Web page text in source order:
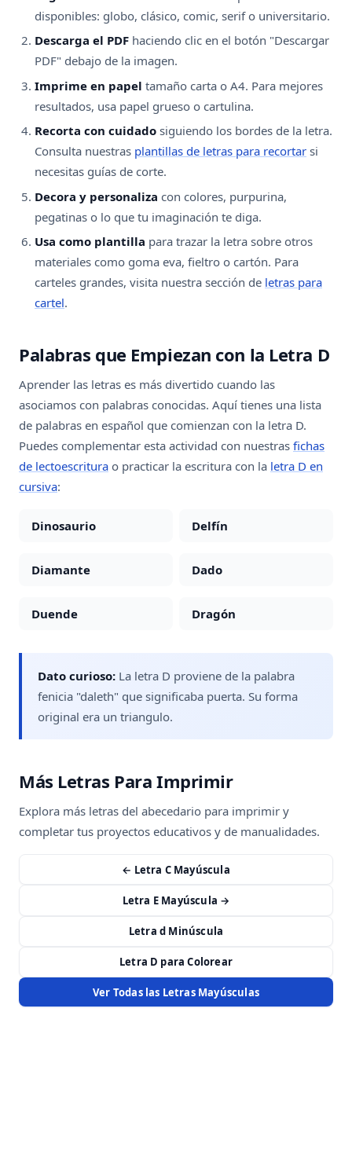
disponibles: globo, clásico, comic, serif o universitario.
Descarga el PDF haciendo clic en el botón "Descargar
PDF" debajo de la imagen.
Imprime en papel tamaño carta o A4. Para mejores
resultados, usa papel grueso o cartulina.
Recorta con cuidado siguiendo los bordes de la letra.
Consulta nuestras plantillas de letras para recortar si
necesitas guías de corte.
Decora y personaliza con colores, purpurina,
pegatinas o lo que tu imaginación te diga.
Usa como plantilla para trazar la letra sobre otros
materiales como goma eva, fieltro o cartón. Para
carteles grandes, visita nuestra sección de letras para
cartel.
Palabras que Empiezan con la Letra D
Aprender las letras es más divertido cuando las
asociamos con palabras conocidas. Aquí tienes una lista
de palabras en español que comienzan con la letra D.
Puedes complementar esta actividad con nuestras fichas
de lectoescritura o practicar la escritura con la letra D en
cursiva:
Dinosaurio Delfín
Diamante Dado
Duende Dragón
Dato curioso: La letra D proviene de la palabra
fenicia "daleth" que significaba puerta. Su forma
original era un triangulo.
Más Letras Para Imprimir
Explora más letras del abecedario para imprimir y
completar tus proyectos educativos y de manualidades.
← Letra C Mayúscula
Letra E Mayúscula →
Letra d Minúscula
Letra D para Colorear
Ver Todas las Letras Mayúsculas